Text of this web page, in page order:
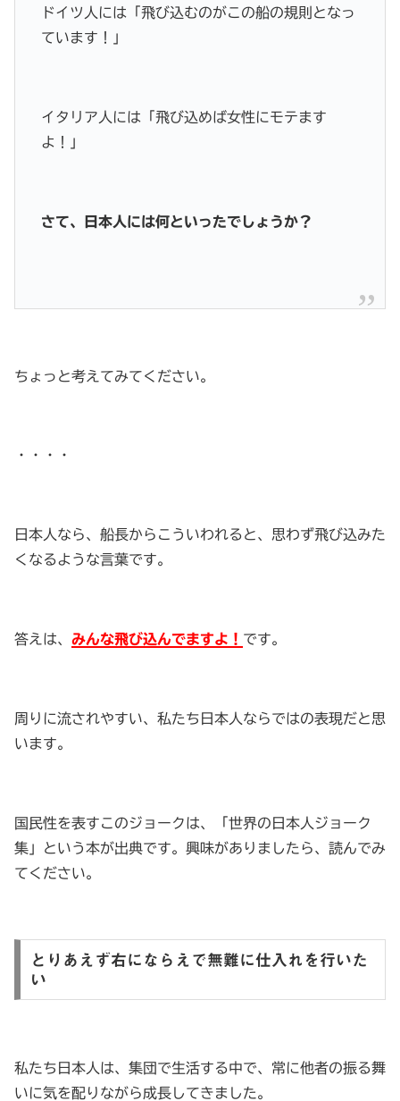
ドイツ人には「飛び込むのがこの船の規則となっ
ています！」
イタリア人には「飛び込めば女性にモテます
よ！」
さて、日本人には何といったでしょうか？
ちょっと考えてみてください。
・・・・
日本人なら、船長からこういわれると、思わず飛び込みた
くなるような言葉です。
答えは、 みんな飛び込んでますよ！ です。
周りに流されやすい、私たち日本人ならではの表現だと思
います。
国民性を表すこのジョークは、「世界の日本人ジョーク
集」という本が出典です。興味がありましたら、読んでみ
てください。
とりあえず右にならえで無難に仕入れを行いた
い
私たち日本人は、集団で生活する中で、常に他者の振る舞
いに気を配りながら成長してきました。